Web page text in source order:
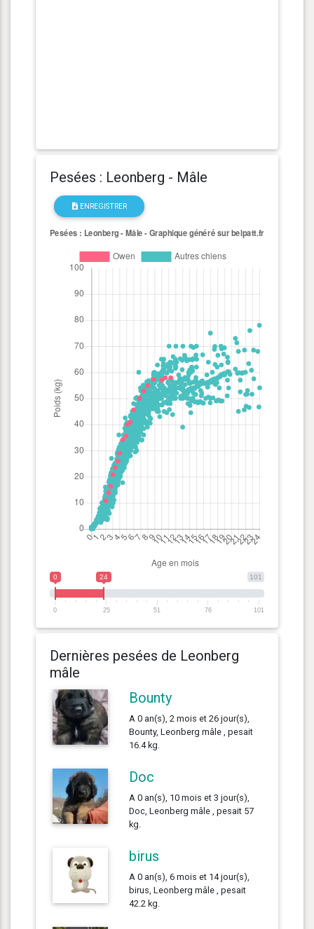
Pesées : Leonberg - Mâle
ENREGISTRER
101
0 24
0 25 51 76 101
Dernières pesées de Leonberg
mâle
Bounty
A 0 an(s), 2 mois et 26 jour(s),
Bounty, Leonberg mâle , pesait
16.4 kg.
Doc
A 0 an(s), 10 mois et 3 jour(s),
Doc, Leonberg mâle , pesait 57
kg.
birus
A 0 an(s), 6 mois et 14 jour(s),
birus, Leonberg mâle , pesait
42.2 kg.